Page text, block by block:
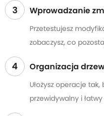
3 Wprowadzanie
Przetestujesz
zobaczysz, co
4 Organizacja
Ułożysz operacje
przewidywalny i